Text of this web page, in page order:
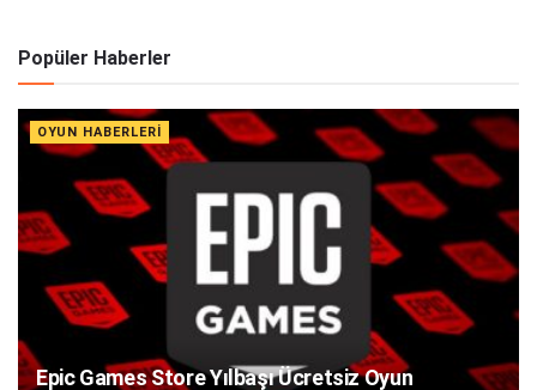
Popüler Haberler
OYUN HABERLERI
Epic Games Store Yılbaşı Ücretsiz Oyun